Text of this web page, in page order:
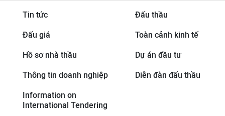
Tin tức Đấu thầu
Đấu giá Toàn cảnh kinh tế
Hồ sơ nhà thầu Dự án đầu tư
Thông tin doanh nghiệp Diễn đàn đấu thầu
Information on
International Tendering